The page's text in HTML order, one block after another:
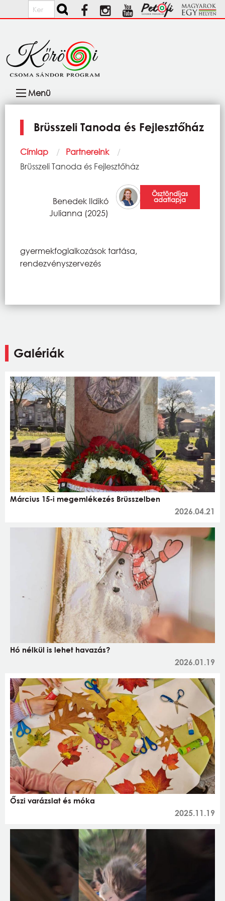
Ugrás a tartalomra
Keresés
navigáció
Menü
Brüsszeli Tanoda és Fejlesztőház
Morzsa
Címlap
Partnereink
Current:
Brüsszeli Tanoda és Fejlesztőház
Benedek Ildikó
Julianna (2025)
Ösztöndíjas
adatlapja
gyermekfoglalkozások tartása,
rendezvényszervezés
Galériák
Március 15-i megemlékezés Brüsszelben
2026.04.21
Hó nélkül is lehet havazás?
2026.01.19
Őszi varázslat és móka
2025.11.19